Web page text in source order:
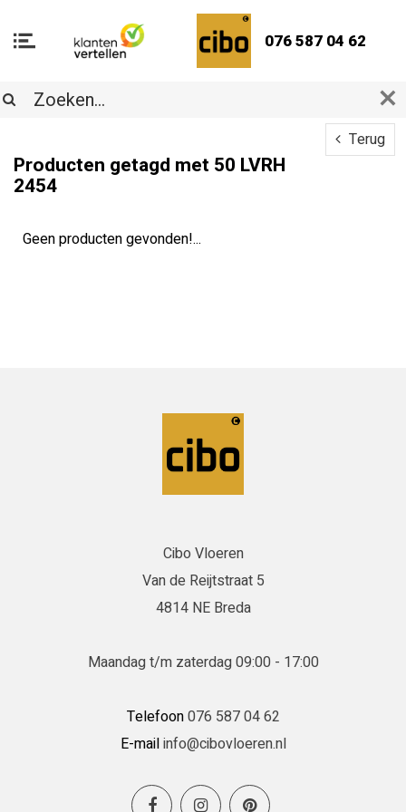
076 587 04 62
Terug
Producten getagd met 50 LVRH
2454
Geen producten gevonden!...
Cibo Vloeren
Van de Reijtstraat 5
4814 NE Breda
Maandag t/m zaterdag 09:00 - 17:00
Telefoon076 587 04 62
E-mailinfo@cibovloeren.nl